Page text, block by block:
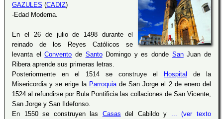
GAZULES (CADIZ)
-Edad Moderna.
En el 26 de julio de 1498 durante el
reinado de los Reyes Católicos se
levanta elConvento de SantoDomingo y es donde SanJuan de
Ribera aprende sus primeras letras.
Posteriormente en el 1514 se construye el
Hospital
de la
Misericordia y se erige la Parroquiade San Jorge el 2 de enero del
1524 al refundirse por Bula Pontificia las collaciones de San Vicente,
San Jorge y San Ildefonso.
En 1550 se construyen las Casas del Cabildo y
... (ver texto